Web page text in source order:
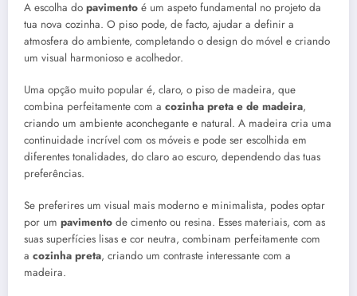
A escolha do pavimento é um aspeto fundamental no projeto da
tua nova cozinha. O piso pode, de facto, ajudar a definir a
atmosfera do ambiente, completando o design do móvel e criando
um visual harmonioso e acolhedor.
Uma opção muito popular é, claro, o piso de madeira, que
combina perfeitamente com a cozinha preta e de madeira,
criando um ambiente aconchegante e natural. A madeira cria uma
continuidade incrível com os móveis e pode ser escolhida em
diferentes tonalidades, do claro ao escuro, dependendo das tuas
preferências.
Se preferires um visual mais moderno e minimalista, podes optar
por um pavimento de cimento ou resina. Esses materiais, com as
suas superfícies lisas e cor neutra, combinam perfeitamente com
a cozinha preta, criando um contraste interessante com a
madeira.